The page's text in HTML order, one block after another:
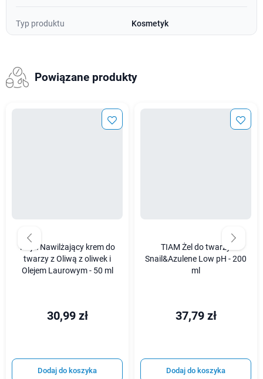
Typ produktu Kosmetyk
Powiązane produkty
Najel Nawilżający krem do
twarzy z Oliwą z oliwek i
Olejem Laurowym - 50 ml
30,99 zł
Dodaj do koszyka
TIAM Żel do twarzy
Snail&Azulene Low pH - 200
ml
37,79 zł
Dodaj do koszyka